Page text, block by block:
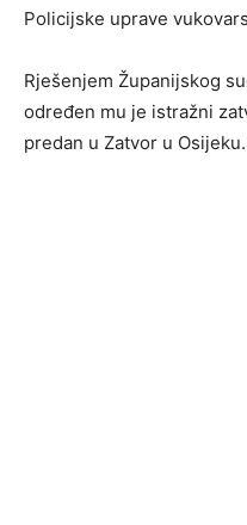
Policijske uprave
Rješenjem Županijskog
određen mu je istražni
predan u Zatvor u Osijeku.